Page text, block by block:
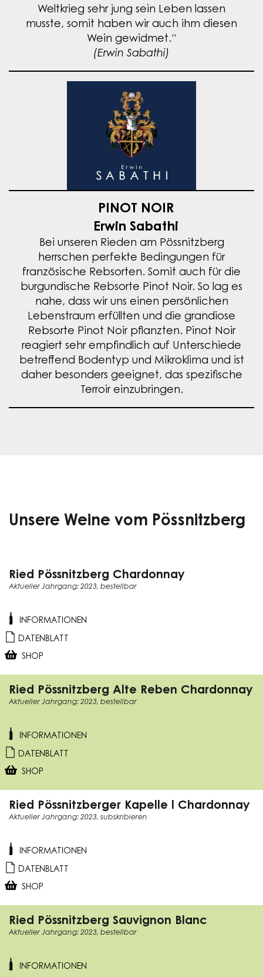
Weltkrieg sehr jung sein Leben lassen
musste, somit haben wir auch ihm diesen
Wein gewidmet.“
(Erwin Sabathi)
PINOT NOIR
Erwin Sabathi
Bei unseren Rieden am Pössnitzberg
herrschen perfekte Bedingungen für
französische Rebsorten. Somit auch für die
burgundische Rebsorte Pinot Noir. So lag es
nahe, dass wir uns einen persönlichen
Lebenstraum erfüllten und die grandiose
Rebsorte Pinot Noir pflanzten. Pinot Noir
reagiert sehr empfindlich auf Unterschiede
betreffend Bodentyp und Mikroklima und ist
daher besonders geeignet, das spezifische
Terroir einzubringen.
Unsere Weine vom Pössnitzberg
Ried Pössnitzberg Chardonnay
Aktueller Jahrgang: 2023, bestellbar
INFORMATIONEN
DATENBLATT
SHOP
Ried Pössnitzberg Alte Reben Chardonnay
Aktueller Jahrgang: 2023, bestellbar
INFORMATIONEN
DATENBLATT
SHOP
Ried Pössnitzberger Kapelle l Chardonnay
Aktueller Jahrgang: 2023, subskribieren
INFORMATIONEN
DATENBLATT
SHOP
Ried Pössnitzberg Sauvignon Blanc
Aktueller Jahrgang: 2023, bestellbar
INFORMATIONEN